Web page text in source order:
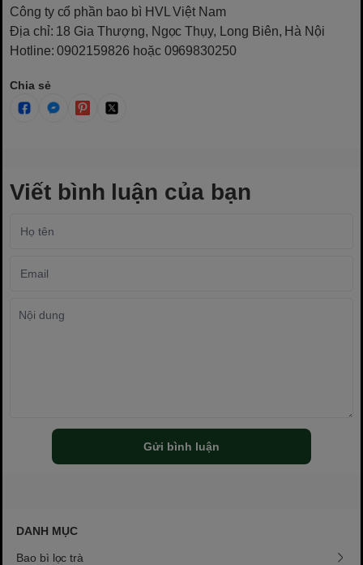
Công ty cổ phần bao bì HVL Việt Nam
Địa chỉ: 18 Gia Thượng, Ngọc Thụy, Long Biên, Hà Nội
Hotline: 0902159826 hoặc 0969830250
Chia sẻ
Viết bình luận của bạn
Gửi bình luận
DANH MỤC
Bao bì lọc trà